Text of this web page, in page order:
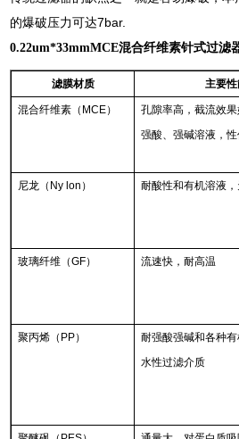
的爆破压力可达7bar.
0.22um*33mmMCE混合纤维素针式过滤
滤膜材质 主要
混合纤维素（MCE）
孔隙率高，截流效
强酸、强碱溶液，
尼龙（Ny lon） 耐酸性和有机溶液
玻璃纤维（GF） 流速快，耐高温
聚丙烯（PP）
耐强酸强碱和各种
水性过滤介质